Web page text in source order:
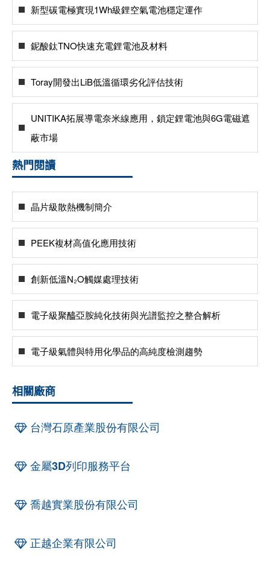
新型碳電極實現1Wh級鋰空氣電池穩定運作
鈮酸鈦TNO快速充電鋰電池及材料
Toray開發出LiB低溫循環劣化評估技術
UNITIKA拓展導電奈米線應用，鎖定鋰電池與6G電磁遮
蔽市場
熱門閱讀
晶片級散熱機制簡介
PEEK複材高值化應用技術
創新低溫N₂O觸媒處理技術
電子級聚醯亞胺純化技術與光譜監控之整合解析
電子級氣體與特用化學品的高純度檢測趨勢
相關廠商
台灣石原產業股份有限公司
金屬3D列印服務平台
喬越實業股份有限公司
正越企業有限公司